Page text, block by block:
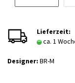
Lieferzeit:
ca. 1
Designer: BR-M